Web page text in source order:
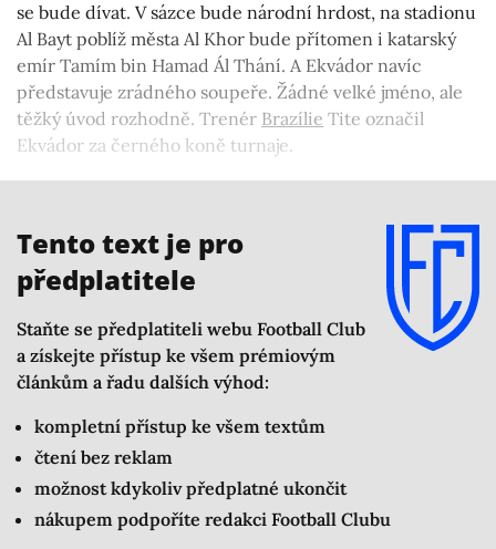
se bude dívat. V sázce bude národní hrdost, na stadionu
Al Bayt poblíž města Al Khor bude přítomen i katarský
emír Tamím bin Hamad Ál Thání. A Ekvádor navíc
představuje zrádného soupeře. Žádné velké jméno, ale
těžký úvod rozhodně. Trenér Brazílie Tite označil
Ekvádor za černého koně turnaje.
Tento text je pro
předplatitele
Staňte se předplatiteli webu Football Club
a získejte přístup ke všem prémiovým
článkům a řadu dalších výhod:
kompletní přístup ke všem textům
čtení bez reklam
možnost kdykoliv předplatné ukončit
nákupem podpoříte redakci Football Clubu